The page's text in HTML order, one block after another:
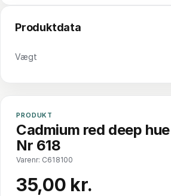
Produktdata
Vægt
PRODUKT
Cadmium red deep
Nr 618
Varenr: C618100
35,00 kr.